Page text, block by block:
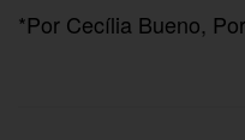
*Por Cecília Bueno,